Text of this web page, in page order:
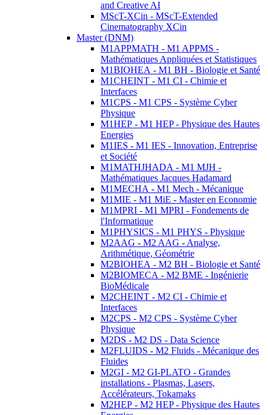
and Creative AI
MScT-XCin - MScT-Extended
Cinematography XCin
Master (DNM)
M1APPMATH - M1 APPMS -
Mathématiques Appliquées et Statistiques
M1BIOHEA - M1 BH - Biologie et Santé
M1CHEINT - M1 CI - Chimie et
Interfaces
M1CPS - M1 CPS - Système Cyber
Physique
M1HEP - M1 HEP - Physique des Hautes
Energies
M1IES - M1 IES - Innovation, Entreprise
et Société
M1MATHJHADA - M1 MJH -
Mathématiques Jacques Hadamard
M1MECHA - M1 Mech - Mécanique
M1MIE - M1 MiE - Master en Economie
M1MPRI - M1 MPRI - Fondements de
l'Informatique
M1PHYSICS - M1 PHYS - Physique
M2AAG - M2 AAG - Analyse,
Arithmétique, Géométrie
M2BIOHEA - M2 BH - Biologie et Santé
M2BIOMECA - M2 BME - Ingénierie
BioMédicale
M2CHEINT - M2 CI - Chimie et
Interfaces
M2CPS - M2 CPS - Système Cyber
Physique
M2DS - M2 DS - Data Science
M2FLUIDS - M2 Fluids - Mécanique des
Fluides
M2GI - M2 GI-PLATO - Grandes
installations - Plasmas, Lasers,
Accélérateurs, Tokamaks
M2HEP - M2 HEP - Physique des Hautes